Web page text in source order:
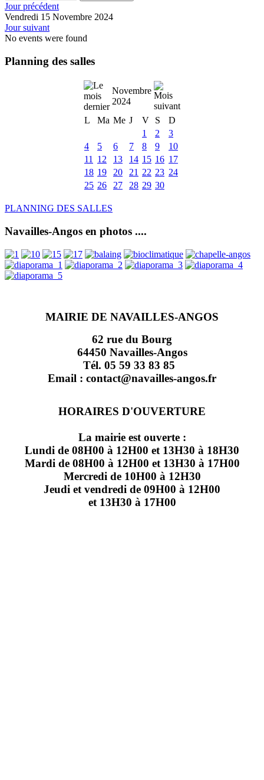
Jour précédent
Vendredi 15 Novembre 2024
Jour suivant
No events were found
Planning des salles
Novembre
2024
L
Ma Me J V S
D
1
2
3
4
5 6 7 8 9
10
11
12 13 14 15 16 17
18 19 20 21 22 23 24
25 26 27 28 29 30
PLANNING DES SALLES
Navailles-Angos en photos ....
MAIRIE DE NAVAILLES-ANGOS
62 rue du Bourg
64450 Navailles-Angos
Tél. 05 59 33 83 85
Email : contact@navailles-angos.fr
HORAIRES D'OUVERTURE
La mairie est ouverte :
Lundi de 08H00 à 12H00 et 13H30 à 18H30
Mardi de 08H00 à 12H00 et 13H30 à 17H00
Mercredi de 10H00 à 12H30
Jeudi et vendredi de 09H00 à 12H00
et 13H30 à 17H00